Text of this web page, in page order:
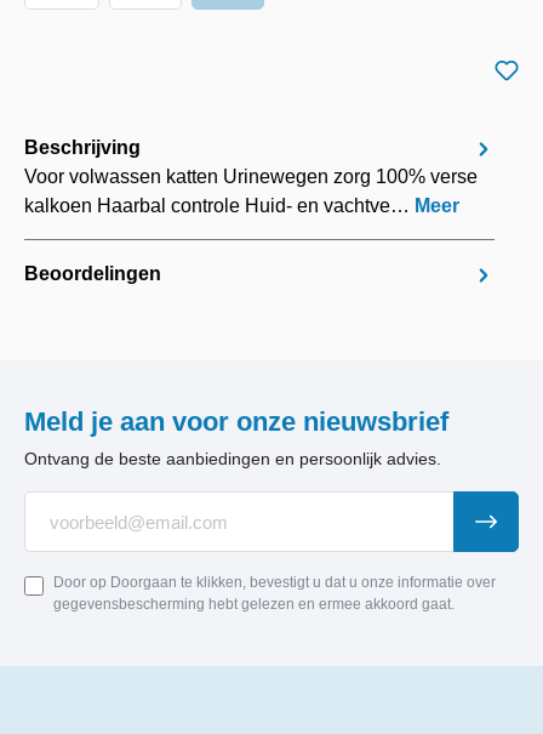
Beschrijving
Voor volwassen katten Urinewegen zorg 100% verse
kalkoen Haarbal controle Huid- en vachtve… Meer
Beoordelingen
Meld je aan voor onze nieuwsbrief
Ontvang de beste aanbiedingen en persoonlijk advies.
Door op Doorgaan te klikken, bevestigt u dat u onze informatie over
gegevensbescherming hebt gelezen en ermee akkoord gaat.